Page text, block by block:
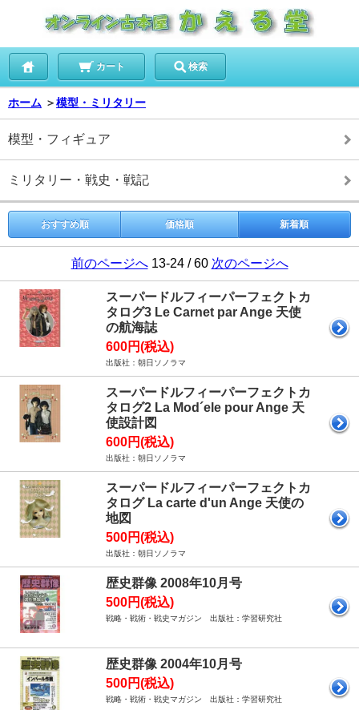
カート 検索
ホーム ＞模型・ミリタリー
模型・フィギュア
ミリタリー・戦史・戦記
おすすめ順 価格順 新着順
前のページへ13-24 / 60 次のページへ
スーパードルフィーパーフェクトカ
タログ3 Le Carnet par Ange 天使
の航海誌
600円(税込)
出版社：朝日ソノラマ
スーパードルフィーパーフェクトカ
タログ2 La Mod´ele pour Ange 天
使設計図
600円(税込)
出版社：朝日ソノラマ
スーパードルフィーパーフェクトカ
タログ La carte d'un Ange 天使の
地図
500円(税込)
出版社：朝日ソノラマ
歴史群像 2008年10月号
500円(税込)
戦略・戦術・戦史マガジン 出版社：学習研究社
歴史群像 2004年10月号
500円(税込)
戦略・戦術・戦史マガジン 出版社：学習研究社